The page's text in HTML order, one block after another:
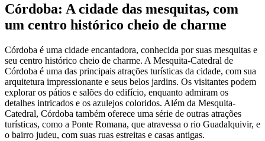
Córdoba: A cidade das mesquitas, com
um centro histórico cheio de charme
Córdoba é uma cidade encantadora, conhecida por suas mesquitas e
seu centro histórico cheio de charme. A Mesquita-Catedral de
Córdoba é uma das principais atrações turísticas da cidade, com sua
arquitetura impressionante e seus belos jardins. Os visitantes podem
explorar os pátios e salões do edifício, enquanto admiram os
detalhes intricados e os azulejos coloridos. Além da Mesquita-
Catedral, Córdoba também oferece uma série de outras atrações
turísticas, como a Ponte Romana, que atravessa o rio Guadalquivir, e
o bairro judeu, com suas ruas estreitas e casas antigas.